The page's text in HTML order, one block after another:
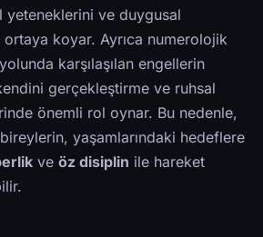
yeteneklerini ve duygusal
koyar. Ayrıca numerolojik
karşılaşılan engellerin
gerçekleştirme ve ruhsal
önemli rol oynar. Bu nedenle,
yaşamlarındaki hedeflere
ve öz disiplin ile hareket